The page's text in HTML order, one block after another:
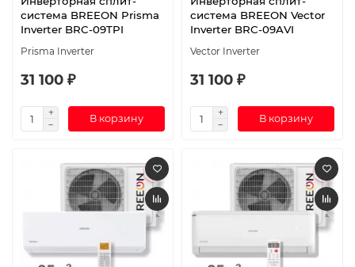
система BREEON Prisma
Inverter BRC-09TPI
Prisma Inverter
31 100 ₽
В корзину
система BREEON Vector
Inverter BRC-09AVI
Vector Inverter
31 100 ₽
В корзину